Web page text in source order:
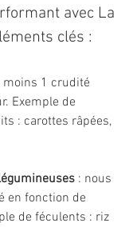
avec La
clés :
moins 1 crudité
Exemple de
: carottes râpées,
: nous
en fonction de
de féculents : riz